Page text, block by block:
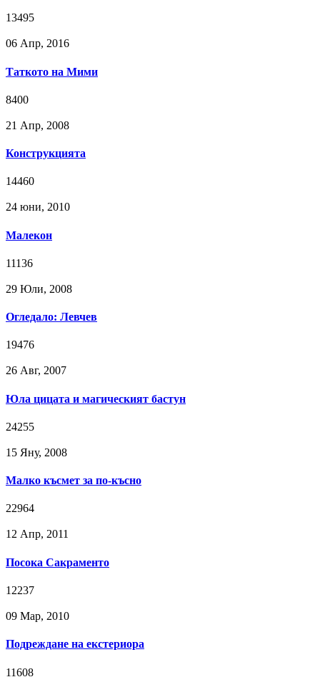
13495
06 Апр, 2016
Таткото на Мими
8400
21 Апр, 2008
Конструкцията
14460
24 юни, 2010
Малекон
11136
29 Юли, 2008
Огледало: Левчев
19476
26 Авг, 2007
Юла цицата и магическият бастун
24255
15 Яну, 2008
Малко късмет за по-късно
22964
12 Апр, 2011
Посока Сакраменто
12237
09 Мар, 2010
Подреждане на екстериора
11608